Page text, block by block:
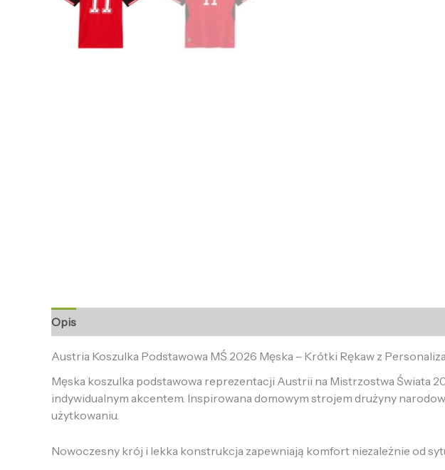
Opis
Austria Koszulka Podstawowa MŚ 2026 Męska – Krótki Rękaw z
Męska koszulka podstawowa reprezentacji Austrii na Mistrzostwa Świata
indywidualnym akcentem. Inspirowana domowym strojem drużyny
użytkowaniu.
Nowoczesny krój i lekka konstrukcja zapewniają komfort niezależnie od